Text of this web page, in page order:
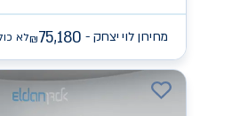
מחירון לוי יצחק - ₪75,180 לא